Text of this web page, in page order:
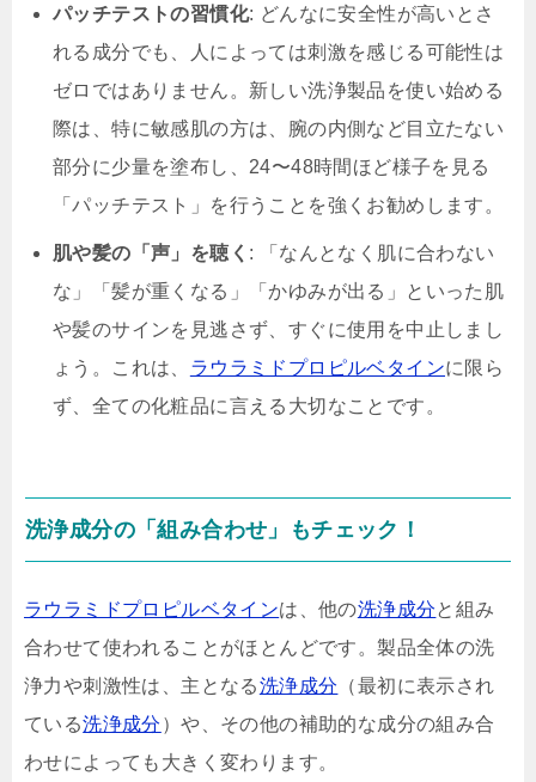
パッチテストの習慣化: どんなに安全性が高いとさ
れる成分でも、人によっては刺激を感じる可能性は
ゼロではありません。新しい洗浄製品を使い始める
際は、特に敏感肌の方は、腕の内側など目立たない
部分に少量を塗布し、24〜48時間ほど様子を見る
「パッチテスト」を行うことを強くお勧めします。
肌や髪の「声」を聴く : 「なんとなく肌に合わない
な」「髪が重くなる」「かゆみが出る」といった肌
や髪のサインを見逃さず、すぐに使用を中止しまし
ょう。これは、 ラウラミドプロピルベタインに限ら
ず、全ての化粧品に言える大切なことです。
洗浄成分の「組み合わせ」もチェック！
ラウラミドプロピルベタインは、他の洗浄成分と組み
合わせて使われることがほとんどです。製品全体の洗
浄力や刺激性は、主となる洗浄成分 （最初に表示され
ている洗浄成分 ）や、その他の補助的な成分の組み合
わせによっても大きく変わります。